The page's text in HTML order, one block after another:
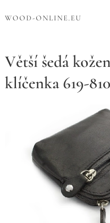
WOOD-ONLINE.EU
Větší šedá
klíčenka 619-